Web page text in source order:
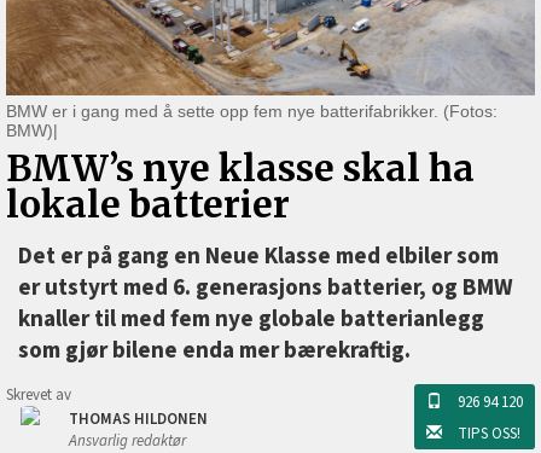
BMW er i gang med å sette opp fem nye batterifabrikker. (Fotos:
BMW)|
BMW’s nye klasse skal ha
lokale batterier
Det er på gang en Neue Klasse med elbiler som
er utstyrt med 6. generasjons batterier, og BMW
knaller til med fem nye globale batterianlegg
som gjør bilene enda mer bærekraftig.
Skrevet av
THOMAS HILDONEN
Ansvarlig redaktør
926 94 120
TIPS OSS!